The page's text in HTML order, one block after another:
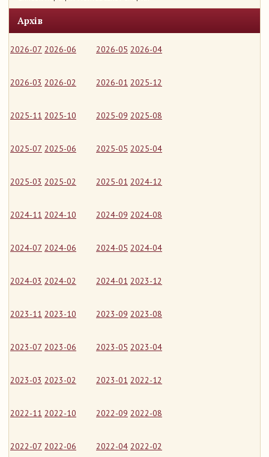
Архів
2026-07 2026-06 2026-05 2026-04
2026-03 2026-02 2026-01 2025-12
2025-11 2025-10 2025-09 2025-08
2025-07 2025-06 2025-05 2025-04
2025-03 2025-02 2025-01 2024-12
2024-11 2024-10 2024-09 2024-08
2024-07 2024-06 2024-05 2024-04
2024-03 2024-02 2024-01 2023-12
2023-11 2023-10 2023-09 2023-08
2023-07 2023-06 2023-05 2023-04
2023-03 2023-02 2023-01 2022-12
2022-11 2022-10 2022-09 2022-08
2022-07 2022-06 2022-04 2022-02